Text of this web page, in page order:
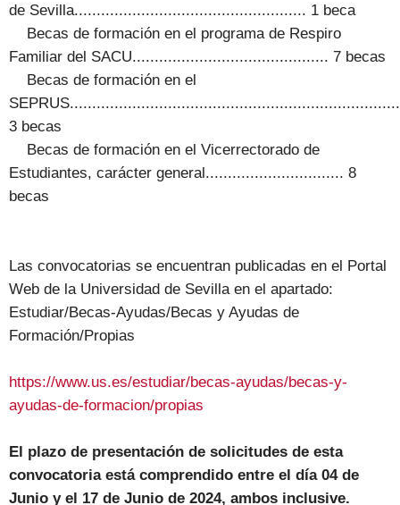
de Sevilla.................................................... 1 beca
Becas de formación en el programa de Respiro
Familiar del SACU............................................ 7 becas
Becas de formación en el
3 becas
Becas de formación en el Vicerrectorado de
Estudiantes, carácter general............................... 8
becas
Las convocatorias se encuentran publicadas en el Portal
Web de la Universidad de Sevilla en el apartado:
Estudiar/Becas-Ayudas/Becas y Ayudas de
Formación/Propias
https://www.us.es/estudiar/becas-ayudas/becas-y-
ayudas-de-formacion/propias
El plazo de presentación de solicitudes de esta
convocatoria está comprendido entre el día 04 de
Junio y el 17 de Junio de 2024, ambos inclusive.